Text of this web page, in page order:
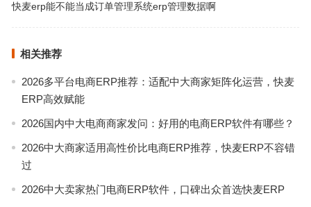
快麦erp能不能当成订单管理系统erp管理数据啊
相关推荐
2026多平台电商ERP推荐：适配中大商家矩阵化运营，快麦
ERP高效赋能
2026国内中大电商商家发问：好用的电商ERP软件有哪些？
2026中大商家适用高性价比电商ERP推荐，快麦ERP不容错
过
2026中大卖家热门电商ERP软件，口碑出众首选快麦ERP